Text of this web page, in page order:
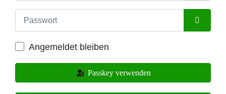
Passwort
Angemeldet bleiben
Passkey verwenden